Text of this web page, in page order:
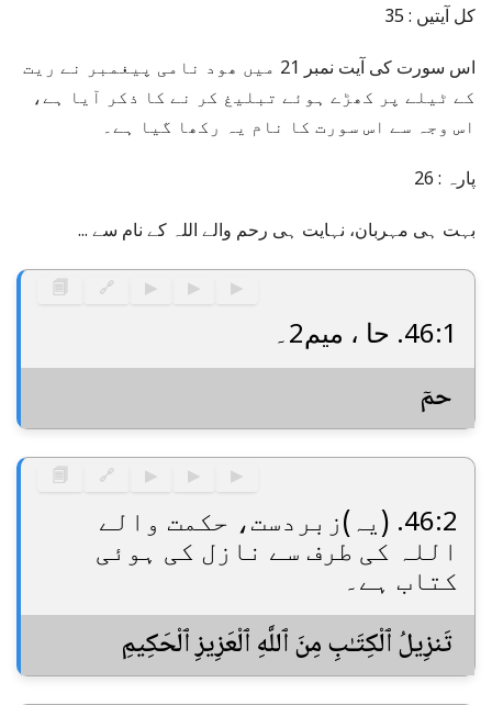
کل آیتیں : 35
اس سورت کی آیت نمبر 21 میں ھود نامی پیغمبر نے ریت
کے ٹیلے پر کھڑے ہوئے تبلیغ کر نے کا ذکر آیا ہے،
اس وجہ سے اس سورت کا نام یہ رکھا گیا ہے۔
پارہ : 26
بہت ہی مہربان، نہایت ہی رحم والے اللہ کے نام سے ...
▶
▶
▶
🔗
🗐
46:1. حا ، میم2۔
حمٓ
▶
▶
▶
🔗
🗐
46:2. (یہ)زبردست، حکمت والے
اللہ کی طرف سے نازل کی ہوئی
کتاب ہے۔
تَنزِيلُ ٱلْكِتَـٰبِ مِنَ ٱللَّهِ ٱلْعَزِيزِ ٱلْحَكِيمِ